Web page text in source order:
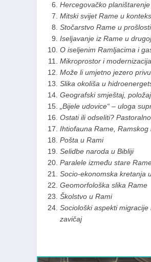
Hercegovačko
Mitski svijet Rame u
Stočarstvo Rame u
Iseljavanje iz Rame u
O iseljenim Ramljacima i
Mikroprostor i
Može li umjetno jezero
Slika okoliša u
Geografski smještaj,
„Bijele udovice“ – uloga
Ostati ili odseliti?
Ihtiofauna Rame, Ramskog
Pošta u Rami
Selidbe naroda u Bibliji
Paralele između stare
Socio-ekonomska kretanja
Geomorfološka slika Rame
Školstvo u Rami
Sociološki aspekti
zavičaj